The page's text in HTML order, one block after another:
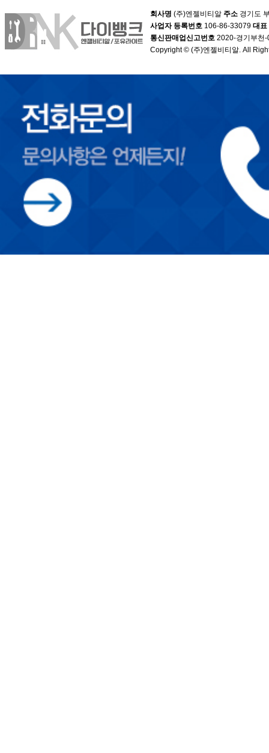
회사명 (주)엔젤비티알 주소 경기도
사업자 등록번호 106-86-33079 대표
통신판매업신고번호 2020-경기부천
Copyright © (주)엔젤비티알. All